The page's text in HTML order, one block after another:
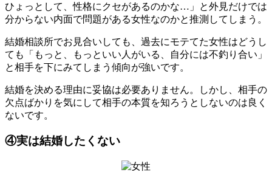
ひょっとして、性格にクセがあるのかな…」と外見だけでは
分からない内面で問題がある女性なのかと推測してしまう。
結婚相談所でお見合いしても、過去にモテてた女性はどうし
ても「もっと、もっといい人がいる、自分には不釣り合い」
と相手を下にみてしまう傾向が強いです。
結婚を決める理由に妥協は必要ありません。しかし、相手の
欠点ばかりを気にして相手の本質を知ろうとしないのは良く
ないです。
④実は結婚したくない